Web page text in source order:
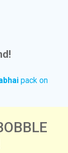
pack on